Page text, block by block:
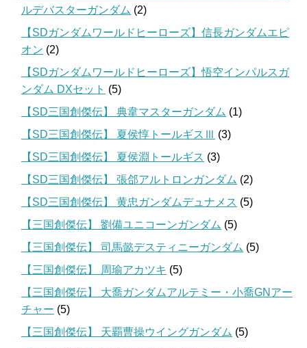
ルデバスターガンダム (2)
【SDガンダムワールドヒーローズ】信長ガンダムエピ
オン (2)
【SDガンダムワールドヒーローズ】悟空インパルスガ
ンダム DXセット (5)
【SD三国創傑伝】 典韋マスターガンダム (1)
【SD三国創傑伝】 夏侯惇トールギスⅢ (3)
【SD三国創傑伝】 夏侯淵トールギス (3)
【SD三国創傑伝】 張郃アルトロンガンダム (2)
【SD三国創傑伝】 黄忠ガンダムデュナメス (5)
【三国創傑伝】 劉備ユニコーンガンダム (5)
【三国創傑伝】 司馬懿デスティニーガンダム (5)
【三国創傑伝】 周瑜アカツキ (5)
【三国創傑伝】 大喬ガンダムアルテミー・小喬GNアー
チャー (5)
【三国創傑伝】 天覇曹操ウイングガンダム (5)